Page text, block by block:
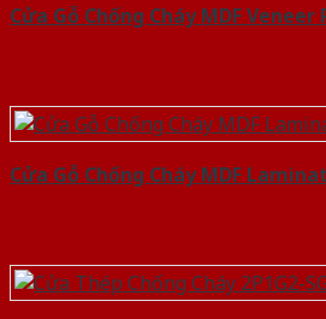
Cửa Gỗ Chống Cháy MDF Veneer
Cửa Gỗ Chống Cháy MDF